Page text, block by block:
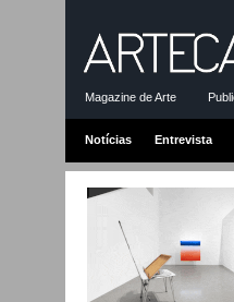
Magazine de Arte
Notícias Entrevista